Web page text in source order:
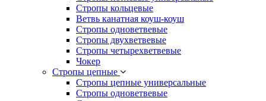
Стропы кольцевые
Ветвь канатная коуш-коуш
Стропы одноветвевые
Стропы двухветвевые
Стропы четырехветвевые
Чокер
Стропы цепные
Стропы цепные универсальные
Стропы одноветвевые